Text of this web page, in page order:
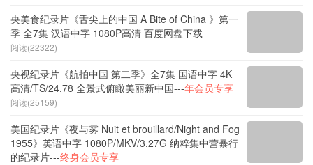
央美食纪录片《舌尖上的中国 A Bite of China 》第一
季 全7集 汉语中字 1080P高清 百度网盘下载
阅读(22322)
央视纪录片《航拍中国 第二季》全7集 国语中字 4K
高清/TS/24.78 全景式俯瞰美丽新中国---年会员专享
阅读(25159)
美国纪录片《夜与雾 Nuit et brouillard/Night and Fog
1955》英语中字 1080P/MKV/3.27G 纳粹集中营暴行
的纪录片---终身会员专享